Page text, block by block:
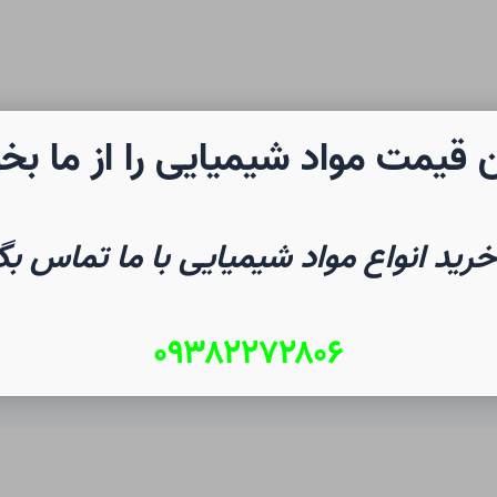
شیمی صفحه نخست
قیمت مواد شیمیایی را از ما
انواع مواد شیمیایی با ما تماس
۰۹۳۸۲۲۷۲۸۰۶